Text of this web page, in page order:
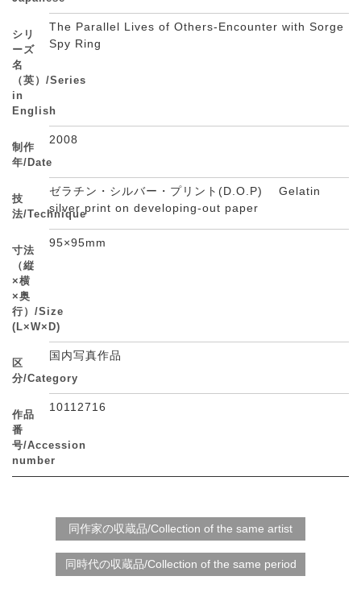
シリ
ーズ
名
（英）/Series
in
English
The Parallel Lives of Others-Encounter with Sorge
Spy Ring
制作
年/Date
2008
技
法/Technique
ゼラチン・シルバー・プリント(D.O.P) Gelatin
silver print on developing-out paper
寸法
（縦
×横
×奥
行）/Size
(L×W×D)
95×95mm
区
分/Category
国内写真作品
作品
番
号/Accession
number
10112716